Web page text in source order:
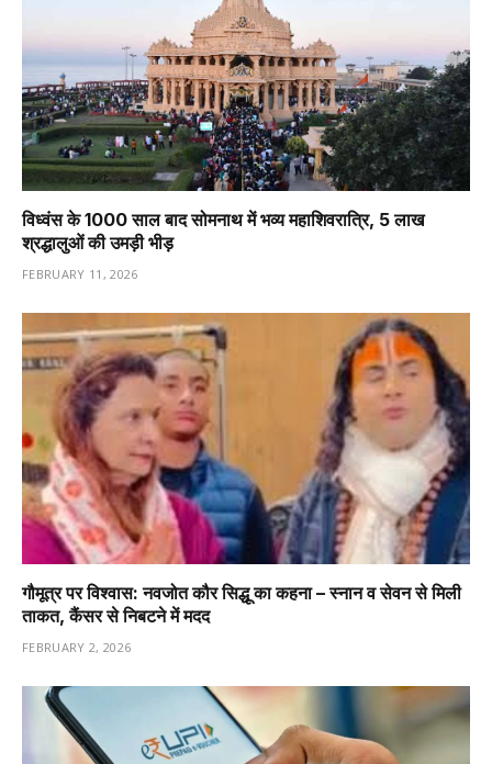
विध्वंस के 1000 साल बाद सोमनाथ में भव्य महाशिवरात्रि, 5 लाख
श्रद्धालुओं की उमड़ी भीड़
FEBRUARY 11, 2026
गौमूत्र पर विश्वास: नवजोत कौर सिद्धू का कहना – स्नान व सेवन से मिली
ताकत, कैंसर से निबटने में मदद
FEBRUARY 2, 2026